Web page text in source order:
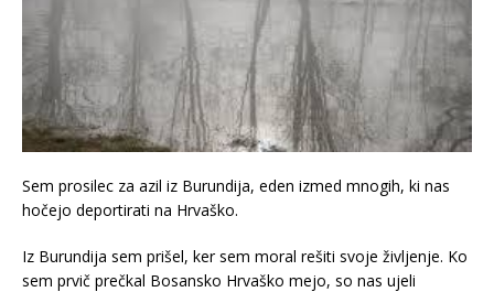
Sem prosilec za azil iz Burundija, eden izmed mnogih, ki nas
hočejo deportirati na Hrvaško.
Iz Burundija sem prišel, ker sem moral rešiti svoje življenje. Ko
sem prvič prečkal Bosansko Hrvaško mejo, so nas ujeli